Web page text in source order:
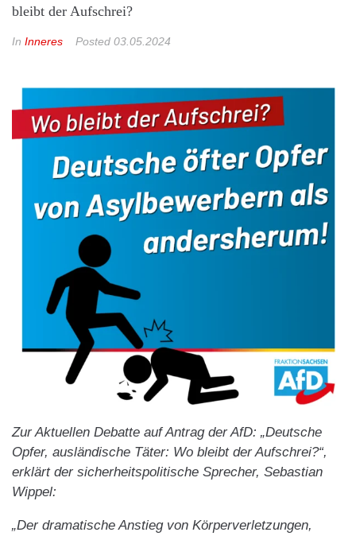
bleibt der Aufschrei?
In Inneres Posted 03.05.2024
Zur Aktuellen Debatte auf Antrag der AfD: „Deutsche
Opfer, ausländische Täter: Wo bleibt der Aufschrei?“,
erklärt der sicherheitspolitische Sprecher, Sebastian
Wippel:
„Der dramatische Anstieg von Körperverletzungen,